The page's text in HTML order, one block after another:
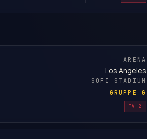
ARENA
Los Angeles
SOFI STADIUM
GRUPPE G
TV 2